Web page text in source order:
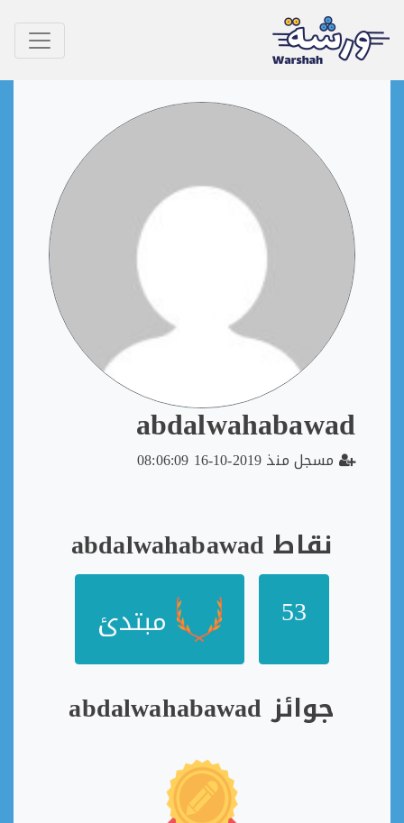
abdalwahabawad
مسجل منذ 2019-10-16 08:06:09
نقاط abdalwahabawad
مبتدئ
جوائز abdalwahabawad